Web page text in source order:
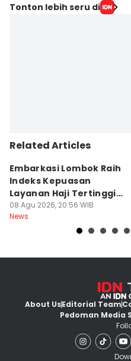
Tonton lebih seru di
Related Articles
Embarkasi Lombok Raih
Indeks Kepuasan
Layanan Haji Tertinggi
Nasional
08 Agu 2026, 20:56 WIB
News
About UsEditorial Team
Pedoman Media